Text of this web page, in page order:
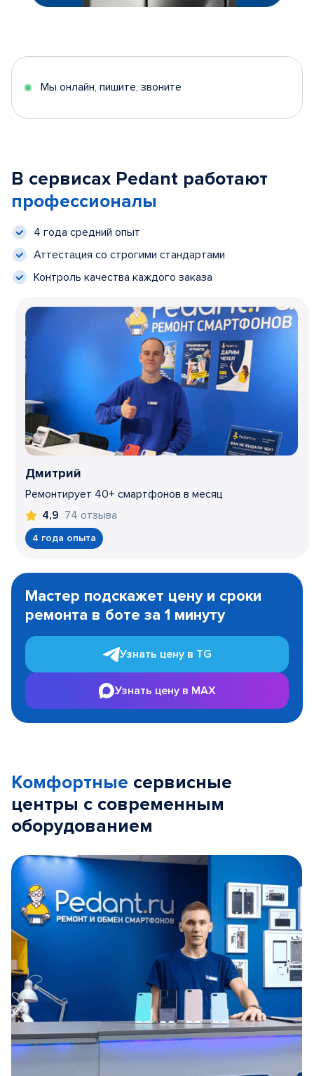
Мы онлайн, пишите, звоните
В сервисах Pedant работают
профессионалы
4 года средний опыт
Аттестация со строгими стандартами
Контроль качества каждого заказа
Дмитрий
Ремонтирует 40+ смартфонов в месяц
4,9 74 отзыва
4 года опыта
1
Мастер подскажет цену и сроки
ремонта в боте за 1 минуту
Узнать цену в TG
Узнать цену в MAX
Комфортные сервисные
центры с современным
оборудованием